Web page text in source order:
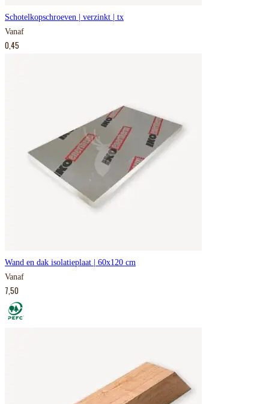
Schotelkopschroeven | verzinkt | tx
Vanaf
0,45
Wand en dak isolatieplaat | 60x120 cm
Vanaf
7,50